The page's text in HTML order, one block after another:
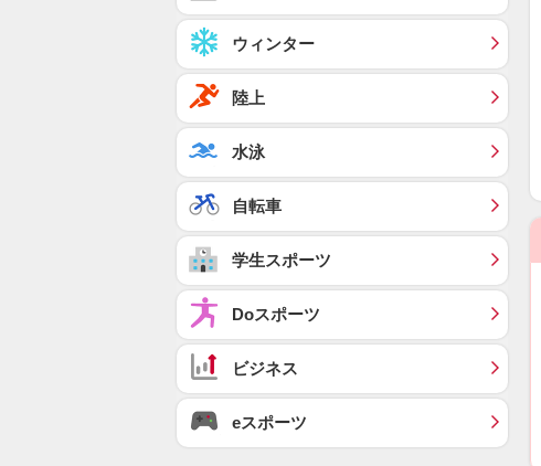
ウィンター
陸上
水泳
自転車
学生スポーツ
Doスポーツ
ビジネス
eスポーツ